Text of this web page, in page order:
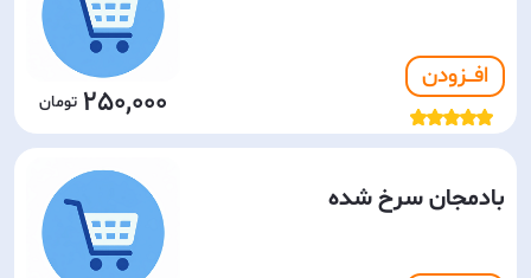
افـــزودن
250,000
بادمجان سرخ شده